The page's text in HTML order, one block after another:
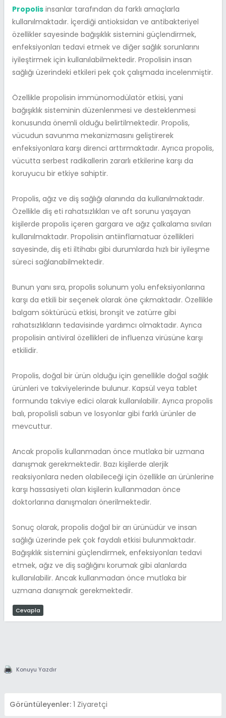
Propolis insanlar tarafından da farklı amaçlarla
kullanılmaktadır. İçerdiği antioksidan ve antibakteriyel
özellikler sayesinde bağışıklık sistemini güçlendirmek,
enfeksiyonları tedavi etmek ve diğer sağlık sorunlarını
iyileştirmek için kullanılabilmektedir. Propolisin insan
sağlığı üzerindeki etkileri pek çok çalışmada incelenmiştir.
Özellikle propolisin immünomodülatör etkisi, yani
bağışıklık sisteminin düzenlenmesi ve desteklenmesi
konusunda önemli olduğu belirtilmektedir. Propolis,
vücudun savunma mekanizmasını geliştirerek
enfeksiyonlara karşı direnci arttırmaktadır. Ayrıca propolis,
vücutta serbest radikallerin zararlı etkilerine karşı da
koruyucu bir etkiye sahiptir.
Propolis, ağız ve diş sağlığı alanında da kullanılmaktadır.
Özellikle diş eti rahatsızlıkları ve aft sorunu yaşayan
kişilerde propolis içeren gargara ve ağız çalkalama sıvıları
kullanılmaktadır. Propolisin antiinflamatuar özellikleri
sayesinde, diş eti iltihabı gibi durumlarda hızlı bir iyileşme
süreci sağlanabilmektedir.
Bunun yanı sıra, propolis solunum yolu enfeksiyonlarına
karşı da etkili bir seçenek olarak öne çıkmaktadır. Özellikle
balgam söktürücü etkisi, bronşit ve zatürre gibi
rahatsızlıkların tedavisinde yardımcı olmaktadır. Ayrıca
propolisin antiviral özellikleri de influenza virüsüne karşı
etkilidir.
Propolis, doğal bir ürün olduğu için genellikle doğal sağlık
ürünleri ve takviyelerinde bulunur. Kapsül veya tablet
formunda takviye edici olarak kullanılabilir. Ayrıca propolis
balı, propolisli sabun ve losyonlar gibi farklı ürünler de
mevcuttur.
Ancak propolis kullanmadan önce mutlaka bir uzmana
danışmak gerekmektedir. Bazı kişilerde alerjik
reaksiyonlara neden olabileceği için özellikle arı ürünlerine
karşı hassasiyeti olan kişilerin kullanmadan önce
doktorlarına danışmaları önerilmektedir.
Sonuç olarak, propolis doğal bir arı ürünüdür ve insan
sağlığı üzerinde pek çok faydalı etkisi bulunmaktadır.
Bağışıklık sistemini güçlendirmek, enfeksiyonları tedavi
etmek, ağız ve diş sağlığını korumak gibi alanlarda
kullanılabilir. Ancak kullanmadan önce mutlaka bir
uzmana danışmak gerekmektedir.
Cevapla
Konuyu Yazdır
Görüntüleyenler: 1 Ziyaretçi